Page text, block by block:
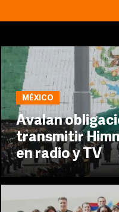
MÉXICO
Avalan
transmitir
en radio y TV